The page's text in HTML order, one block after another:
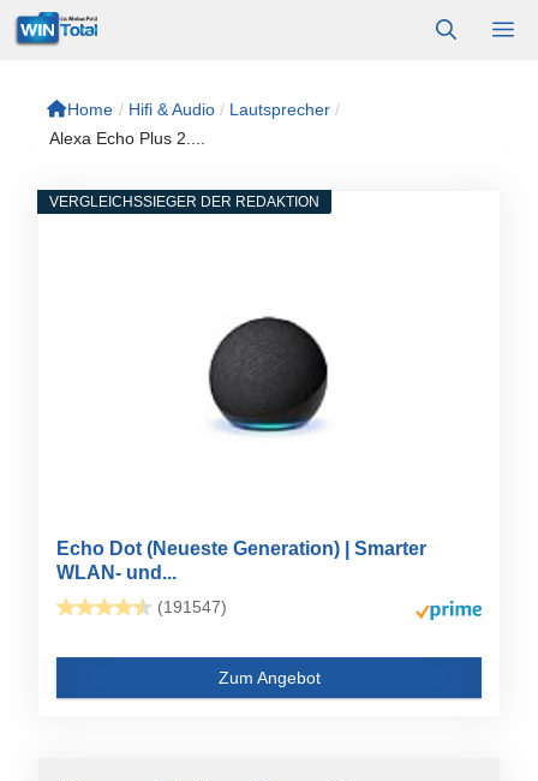
Zum
Inhalt
Home / Hifi & Audio / Lautsprecher /
Alexa Echo Plus 2....
VERGLEICHSSIEGER DER REDAKTION
Echo Dot (Neueste Generation) | Smarter
WLAN- und...
(191547)
Zum Angebot